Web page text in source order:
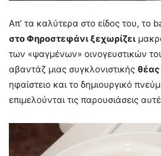
Απ’ τα καλύτερα στο είδος του, το
στο Φηροστεφάνι ξεχωρίζει
των «ψαγμένων» οινογευστικών
αβαντάζ μιας συγκλονιστικής θέας
ηφαίστειο και το δημιουργικό
επιμελούνται τις παρουσιάσεις